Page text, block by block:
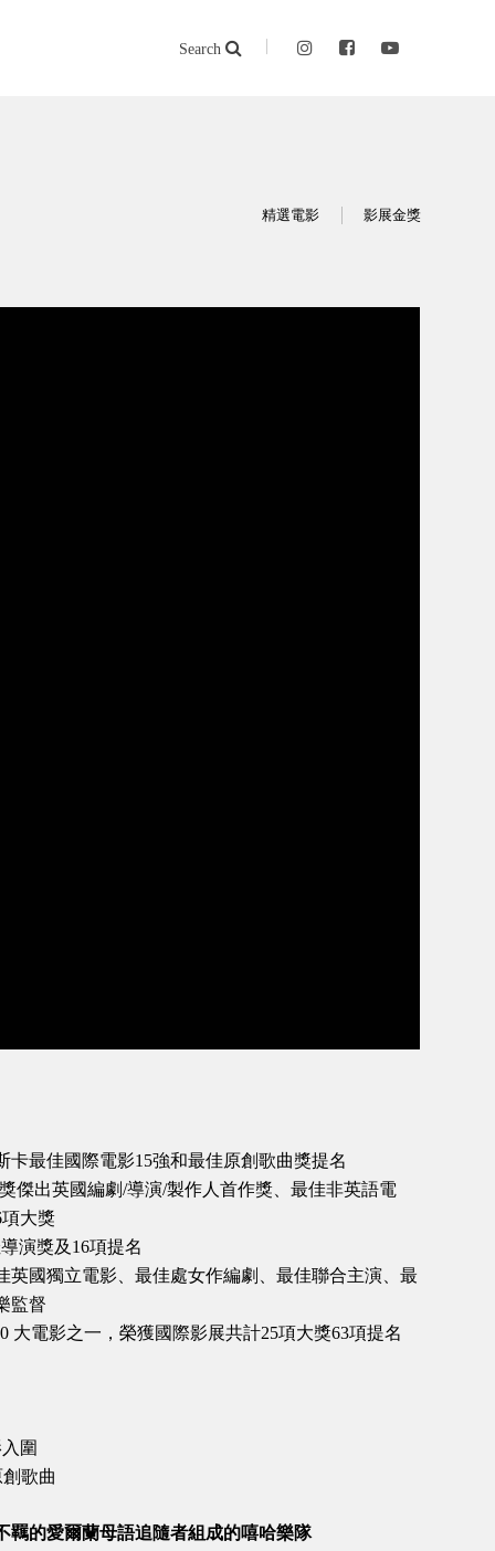
Search
精選電影 影展金獎
最佳國際電影15強和最佳原創歌曲獎提名
出英國編劇/導演/製作人首作獎、最佳非英語電
大獎
演獎及16項提名
國獨立電影、最佳處女作編劇、最佳聯合主演、最
監督
大電影之一，榮獲國際影展共計25項大獎63項提名
圍
歌曲
羈的愛爾蘭母語追隨者組成的嘻哈樂隊